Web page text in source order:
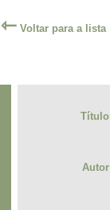
⇽Voltar para a lista
Título
Autor